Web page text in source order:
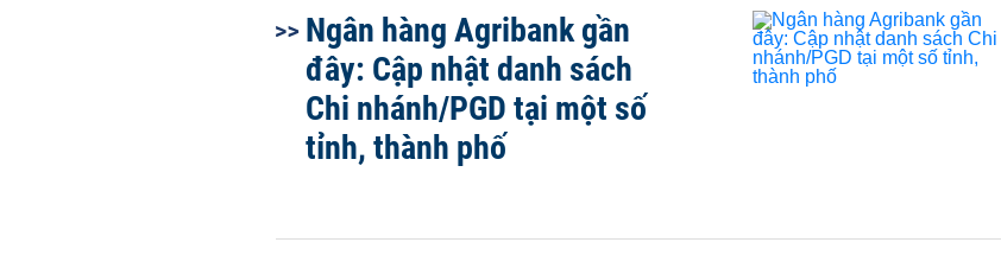
Ngân hàng Agribank gần
đây: Cập nhật danh sách
Chi nhánh/PGD tại một số
tỉnh, thành phố